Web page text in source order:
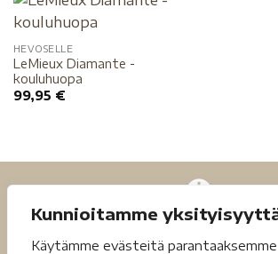
Kunnioitamme
Käytämme evästeitä parantaaksemme
HEVOSELLE
LeMieux Diamante -
kouluhuopa
99,95 €